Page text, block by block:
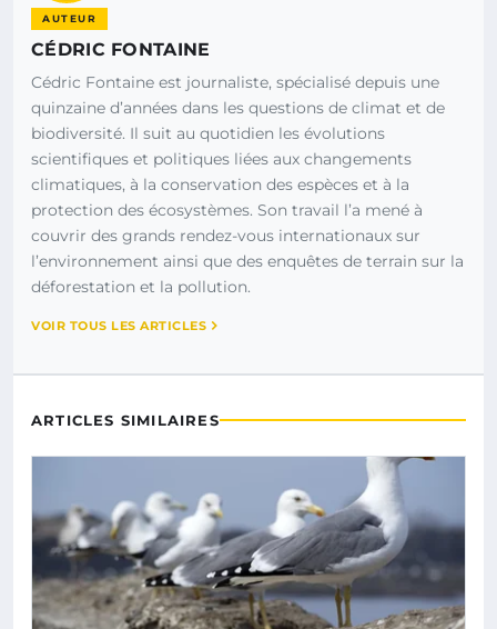
AUTEUR
CÉDRIC FONTAINE
Cédric Fontaine est journaliste, spécialisé depuis une
quinzaine d’années dans les questions de climat et de
biodiversité. Il suit au quotidien les évolutions
scientifiques et politiques liées aux changements
climatiques, à la conservation des espèces et à la
protection des écosystèmes. Son travail l’a mené à
couvrir des grands rendez-vous internationaux sur
l’environnement ainsi que des enquêtes de terrain sur la
déforestation et la pollution.
VOIR TOUS LES ARTICLES
ARTICLES SIMILAIRES